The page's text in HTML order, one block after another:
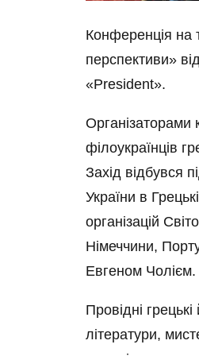
Конференція на
перспективи»
«President».
Організаторами
філоукраїнців
Захід відбувся
України в
організацій
Німеччини,
Евгеном Чолієм.
Провідні
літератури,